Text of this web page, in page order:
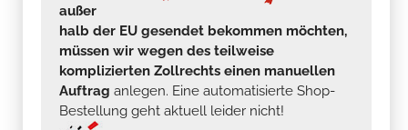
außer
halb der EU gesendet bekommen möchten,
müssen wir wegen des teilweise
komplizierten Zollrechts einen manuellen
Auftrag anlegen. Eine automatisierte Shop-
Bestellung geht aktuell leider nicht!